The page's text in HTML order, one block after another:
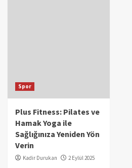
Spor
Plus Fitness: Pilates ve
Hamak Yoga ile
Sağlığınıza Yeniden Yön
Verin
Kadir Durukan 2 Eylül 2025